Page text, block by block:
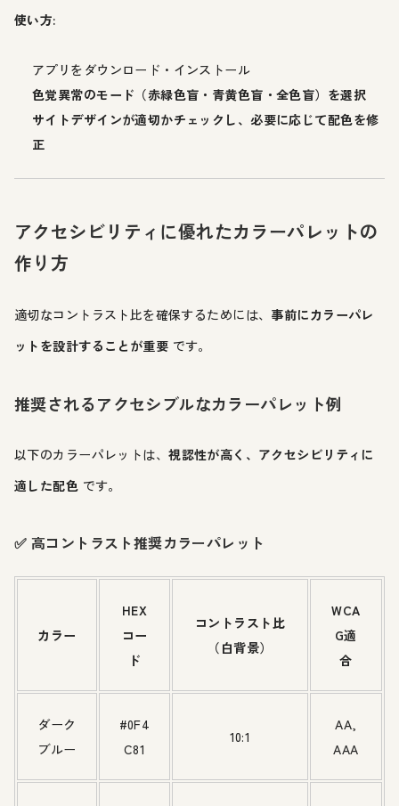
使い方:
アプリをダウンロード・インストール
色覚異常のモード（赤緑色盲・青黄色盲・全色盲）を選択
サイトデザインが適切かチェックし、必要に応じて配色を修
正
アクセシビリティに優れたカラーパレットの
作り方
適切なコントラスト比を確保するためには、 事前にカラーパレ
ットを設計することが重要 です。
推奨されるアクセシブルなカラーパレット例
以下のカラーパレットは、視認性が高く、アクセシビリティに
適した配色 です。
✅ 高コントラスト推奨カラーパレット
カラー
HEX
コー
ド
コントラスト比
（白背景）
WCA
G適
合
ダーク
ブルー
#0F4
C81
10:1
AA,
AAA